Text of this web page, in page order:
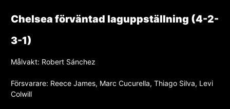
Chelsea förväntad laguppställning (4-2-
3-1)
Målvakt: Robert Sánchez
Försvarare: Reece James, Marc Cucurella, Thiago Silva, Levi
Colwill